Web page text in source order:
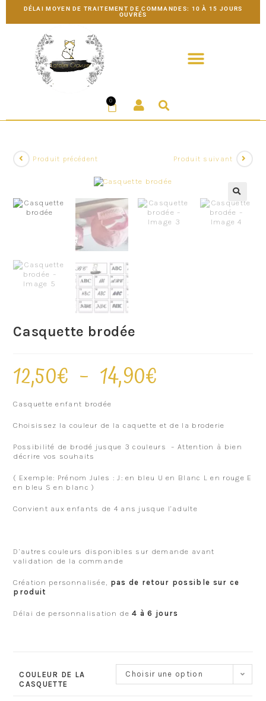
DÉLAI MOYEN DE TRAITEMENT DE COMMANDES: 10 À 15 JOURS
OUVRÉS
0
Produit précédent Produit suivant
Casquette brodée
12,50€ – 14,90€
Casquette enfant brodée
Choisissez la couleur de la caquette et de la broderie
Possibilité de brodé jusque 3 couleurs – Attention à bien
décrire vos souhaits
( Exemple: Prénom Jules : J: en bleu U en Blanc L en rouge E
en bleu S en blanc )
Convient aux enfants de 4 ans jusque l’adulte
D’autres couleurs disponibles sur demande avant
validation de la commande
Création personnalisée, pas de retour possible sur ce
produit
Délai de personnalisation de4 à 6 jours
COULEUR DE LA
CASQUETTE
Choisir une option